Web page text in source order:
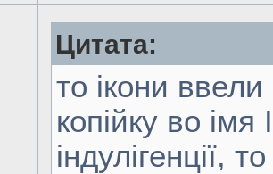
Цитата:
то ікони
копійку во
індулігенції,